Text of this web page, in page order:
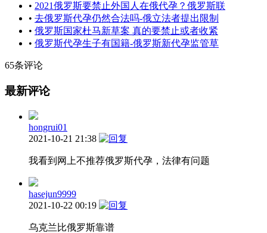
• 2021俄罗斯要禁止外国人在俄代孕？俄罗斯联
• 去俄罗斯代孕仍然合法吗-俄立法者提出限制
• 俄罗斯国家杜马新草案 真的要禁止或者收紧
• 俄罗斯代孕生子有国籍-俄罗斯新代孕监管草
65条评论
最新评论
hongrui01
2021-10-21 21:38
我看到网上不推荐俄罗斯代孕，法律有问题
hasejun9999
2021-10-22 00:19
乌克兰比俄罗斯靠谱